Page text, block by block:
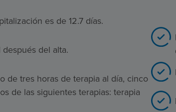
es de 12.7 días.
del alta.
de tres horas de terapia al día, cinco
de las siguientes terapias: terapia